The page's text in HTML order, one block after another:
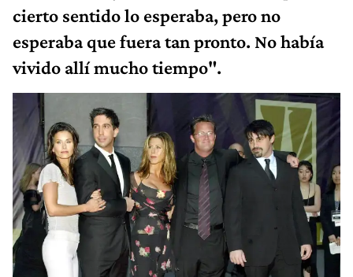
cierto sentido lo esperaba, pero no
esperaba que fuera tan pronto. No había
vivido allí mucho tiempo".